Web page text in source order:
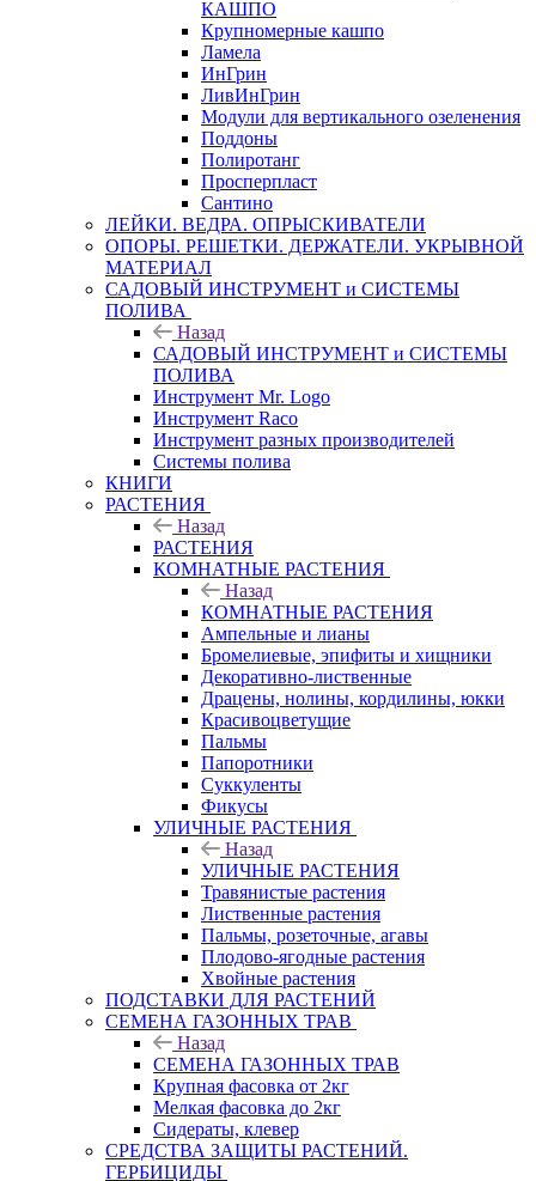
КАШПО
Крупномерные кашпо
Ламела
ИнГрин
ЛивИнГрин
Модули для вертикального озеленения
Поддоны
Полиротанг
Просперпласт
Сантино
ЛЕЙКИ. ВЕДРА. ОПРЫСКИВАТЕЛИ
ОПОРЫ. РЕШЕТКИ. ДЕРЖАТЕЛИ. УКРЫВНОЙ
МАТЕРИАЛ
САДОВЫЙ ИНСТРУМЕНТ и СИСТЕМЫ
ПОЛИВА
Назад
САДОВЫЙ ИНСТРУМЕНТ и СИСТЕМЫ
ПОЛИВА
Инструмент Mr. Logo
Инструмент Raco
Инструмент разных производителей
Системы полива
КНИГИ
РАСТЕНИЯ
Назад
РАСТЕНИЯ
КОМНАТНЫЕ РАСТЕНИЯ
Назад
КОМНАТНЫЕ РАСТЕНИЯ
Ампельные и лианы
Бромелиевые, эпифиты и хищники
Декоративно-лиственные
Драцены, нолины, кордилины, юкки
Красивоцветущие
Пальмы
Папоротники
Суккуленты
Фикусы
УЛИЧНЫЕ РАСТЕНИЯ
Назад
УЛИЧНЫЕ РАСТЕНИЯ
Травянистые растения
Лиственные растения
Пальмы, розеточные, агавы
Плодово-ягодные растения
Хвойные растения
ПОДСТАВКИ ДЛЯ РАСТЕНИЙ
СЕМЕНА ГАЗОННЫХ ТРАВ
Назад
СЕМЕНА ГАЗОННЫХ ТРАВ
Крупная фасовка от 2кг
Мелкая фасовка до 2кг
Сидераты, клевер
СРЕДСТВА ЗАЩИТЫ РАСТЕНИЙ.
ГЕРБИЦИДЫ